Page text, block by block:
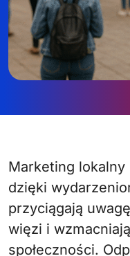
Marketing lokalny zyskuje nowy wymiar
dzięki
przyciągają
więzi i
społeczności.